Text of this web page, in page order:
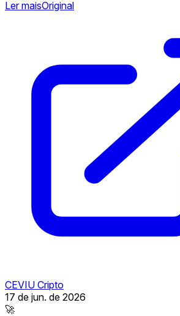
Ler maisOriginal
CEVIU Cripto
17 de jun. de 2026
🚀